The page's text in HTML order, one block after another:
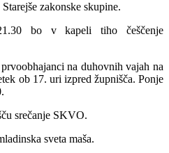
zakonske skupine.
bo v kapeli tiho češčenje
na duhovnih vajah na
ob 17. uri izpred župnišča. Ponje
srečanje SKVO.
sveta maša.